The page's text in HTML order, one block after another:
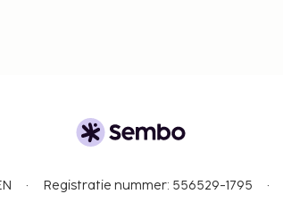
Registratie nummer: 556529-1795